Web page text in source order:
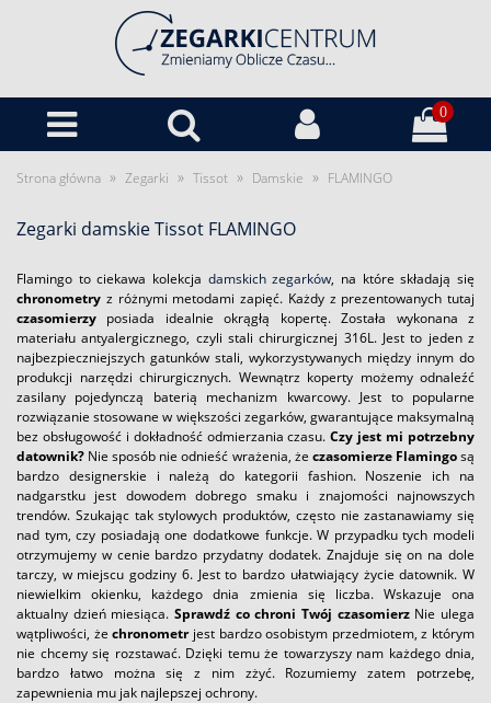
0
Strona główna » Zegarki » Tissot » Damskie » FLAMINGO
Zegarki damskie Tissot FLAMINGO
Flamingo to ciekawa kolekcja damskich zegarków, na które składają się
chronometry z różnymi metodami zapięć. Każdy z prezentowanych tutaj
czasomierzy posiada idealnie okrągłą kopertę. Została wykonana z
materiału antyalergicznego, czyli stali chirurgicznej 316L. Jest to jeden z
najbezpieczniejszych gatunków stali, wykorzystywanych między innym do
produkcji narzędzi chirurgicznych. Wewnątrz koperty możemy odnaleźć
zasilany pojedynczą baterią mechanizm kwarcowy. Jest to popularne
rozwiązanie stosowane w większości zegarków, gwarantujące maksymalną
bez obsługowość i dokładność odmierzania czasu.Czy jest mi potrzebny
datownik? Nie sposób nie odnieść wrażenia, że czasomierze Flamingosą
bardzo designerskie i należą do kategorii fashion. Noszenie ich na
nadgarstku jest dowodem dobrego smaku i znajomości najnowszych
trendów. Szukając tak stylowych produktów, często nie zastanawiamy się
nad tym, czy posiadają one dodatkowe funkcje. W przypadku tych modeli
otrzymujemy w cenie bardzo przydatny dodatek. Znajduje się on na dole
tarczy, w miejscu godziny 6. Jest to bardzo ułatwiający życie datownik. W
niewielkim okienku, każdego dnia zmienia się liczba. Wskazuje ona
aktualny dzień miesiąca. Sprawdź co chroni Twój czasomierz Nie ulega
wątpliwości, żechronometrjest bardzo osobistym przedmiotem, z którym
nie chcemy się rozstawać. Dzięki temu że towarzyszy nam każdego dnia,
bardzo łatwo można się z nim zżyć. Rozumiemy zatem potrzebę,
zapewnienia mu jak najlepszej ochrony.